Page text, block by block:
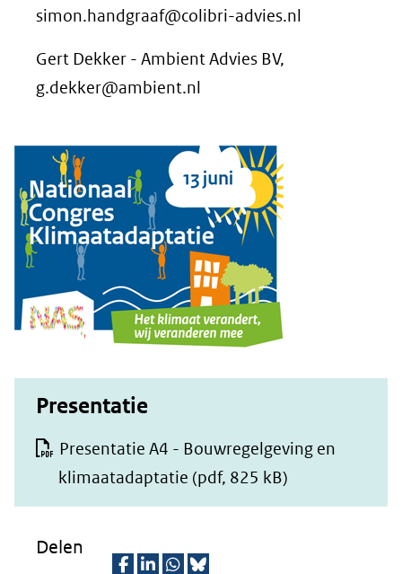
simon.handgraaf@colibri-advies.nl
Gert Dekker - Ambient Advies BV,
g.dekker@ambient.nl
Presentatie
Presentatie A4 - Bouwregelgeving en
klimaatadaptatie (pdf, 825 kB)
Delen